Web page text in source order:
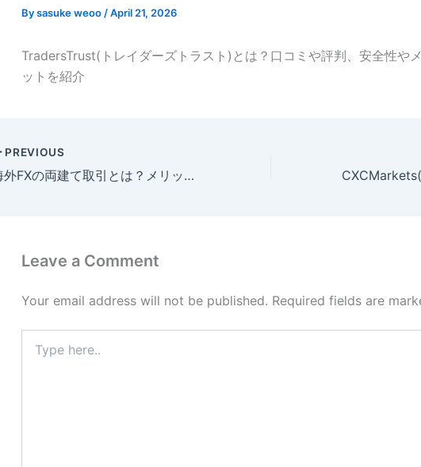
Bysasuke weoo /April 21, 2026
TradersTrust(トレイダーズトラスト)とは？口コミや評判、安全性や
ットを紹介
PREVIOUS
海外FXの両建て取引とは？メリットやデメリット、取引時の注意点を解説
Leave a Comment
Your email address will not be published. Required fields are
here..